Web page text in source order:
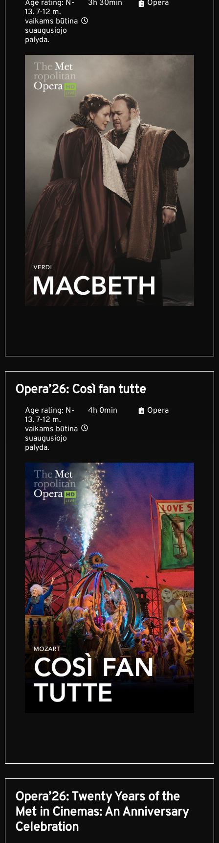
Age rating: N-
13. 7-12 m.
vaikams būtina
suaugusiojo
palyda.
3h 30min Opera
Opera’26: Così fan tutte
Age rating: N-
13. 7-12 m.
vaikams būtina
suaugusiojo
palyda.
4h 0min Opera
Opera’26: Twenty Years of the
Met in Cinemas: An Anniversary
Celebration